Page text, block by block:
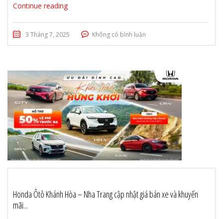
Continue reading
3 Tháng 7, 2025 Không có bình luận
Honda Ôtô Khánh Hòa – Nha Trang cập nhật giá bán xe và khuyến
mãi...